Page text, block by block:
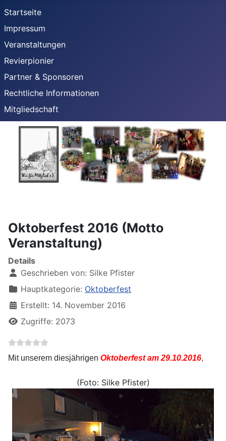
Startseite
Impressum
Veranstaltungen
Revierpionier
Partner & Sponsoren
Rechtliche Informationen
Mitgliedschaft
Oktoberfest 2016 (Motto
Veranstaltung)
Details
Geschrieben von: Silke Pfister
Hauptkategorie: Oktoberfest
Erstellt: 14. November 2016
Zugriffe: 2073
Mit unserem diesjährigen Oktoberfest am 29.10.2016,
(Foto: Silke Pfister)